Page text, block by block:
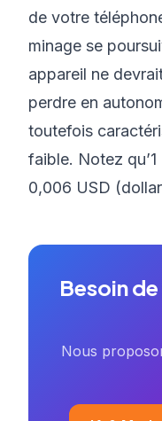
de votre
minage se
appareil ne
perdre en
toutefois
faible. Notez
0,006 USD
Besoin
Nous